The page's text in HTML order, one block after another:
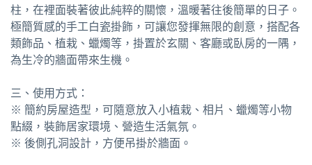
柱，在裡面裝著彼此純粹的關懷，溫暖著往後簡單的日子。
極簡質感的手工白瓷掛飾，可讓您發揮無限的創意，搭配各
類飾品、植栽、蠟燭等，掛置於玄關、客廳或臥房的一隅，
為生冷的牆面帶來生機。
三、使用方式：
※ 簡約房屋造型，可隨意放入小植栽、相片、蠟燭等小物
點綴，裝飾居家環境、營造生活氣氛。
※ 後側孔洞設計，方便吊掛於牆面。